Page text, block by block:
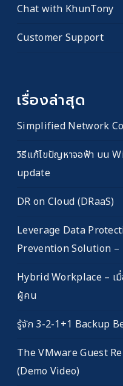
Chat with KhunTony
Customer Support
เรื่องล่าสุด
Simplified Network
วิธีแก้ไขปัญหาจอฟ้า บน
update
DR on Cloud (DRaaS)
Leverage Data
Prevention Solution –
Hybrid Workplace – เ
ผู้คน
รู้จัก 3-2-1+1 Backup
The VMware Guest
(Demo Video)